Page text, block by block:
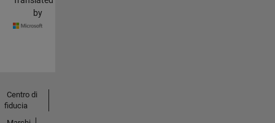
by
Centro di
fiducia